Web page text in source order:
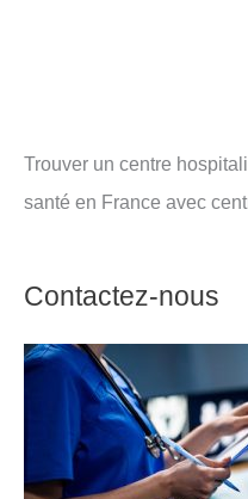
Trouver un centre
santé en France avec
Contactez-nous